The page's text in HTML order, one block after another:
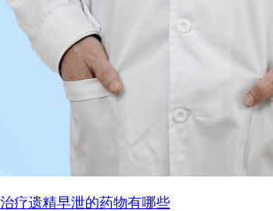
疗遗精早泄的药物有哪些